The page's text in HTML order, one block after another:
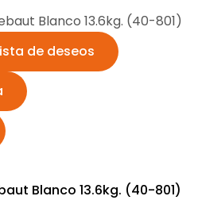
de deseos
Blanco 13.6kg. (40-801)